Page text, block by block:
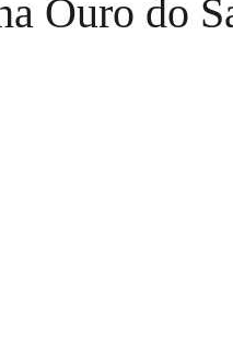
Ouro do